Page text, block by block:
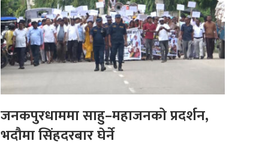
जनकपुरधाममा साहु–महाजनको प्रदर्शन,
भदौमा सिंहदरबार घेर्ने